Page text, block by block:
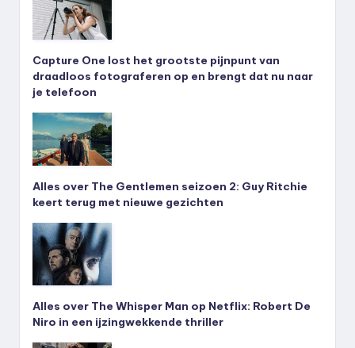
Capture One lost het grootste pijnpunt van
draadloos fotograferen op en brengt dat nu naar
je telefoon
Alles over The Gentlemen seizoen 2: Guy Ritchie
keert terug met nieuwe gezichten
Alles over The Whisper Man op Netflix: Robert De
Niro in een ijzingwekkende thriller